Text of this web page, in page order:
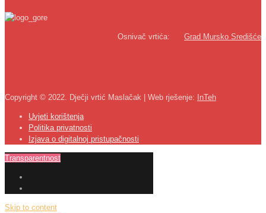
Osnivač vrtića: Grad Mursko Središće
Copyright © 2022. Dječji vrtić Maslačak | Web rješenje: InTeh
Uvjeti korištenja
Politika privatnosti
Izjava o digitalnoj pristupačnosti
Transparentnost
Skip to content